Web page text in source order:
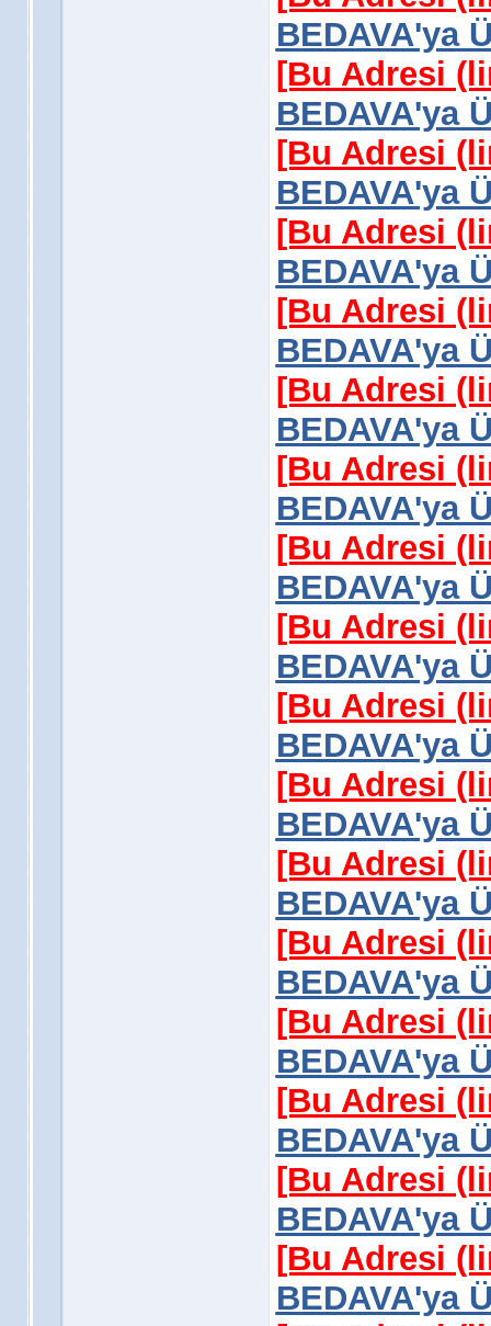
BEDAVA'ya
[Bu Adresi
BEDAVA'ya
[Bu Adresi
BEDAVA'ya
[Bu Adresi
BEDAVA'ya
[Bu Adresi
BEDAVA'ya
[Bu Adresi
BEDAVA'ya
[Bu Adresi
BEDAVA'ya
[Bu Adresi
BEDAVA'ya
[Bu Adresi
BEDAVA'ya
[Bu Adresi
BEDAVA'ya
[Bu Adresi
BEDAVA'ya
[Bu Adresi
BEDAVA'ya
[Bu Adresi
BEDAVA'ya
[Bu Adresi
BEDAVA'ya
[Bu Adresi
BEDAVA'ya
[Bu Adresi
BEDAVA'ya
[Bu Adresi
BEDAVA'ya